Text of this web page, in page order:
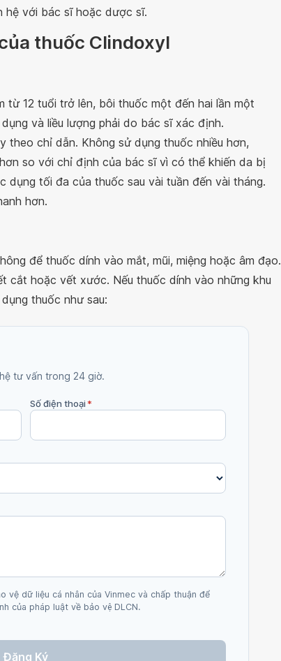
hệ với bác sĩ hoặc dược sĩ.
thuốc Clindoxyl
từ 12 tuổi trở lên, bôi thuốc một đến hai lần một
và liều lượng phải do bác sĩ xác định.
theo chỉ dẫn. Không sử dụng thuốc nhiều hơn,
so với chỉ định của bác sĩ vì có thể khiến da bị
dụng tối đa của thuốc sau vài tuần đến vài tháng.
hơn.
để thuốc dính vào mắt, mũi, miệng hoặc âm đạo.
cắt hoặc vết xước. Nếu thuốc dính vào những khu
thuốc như sau:
tư vấn trong 24 giờ.
Số điện thoại*
vệ dữ liệu cá nhân của Vinmec và chấp thuận để
của pháp luật về bảo vệ DLCN.
Đăng Ký